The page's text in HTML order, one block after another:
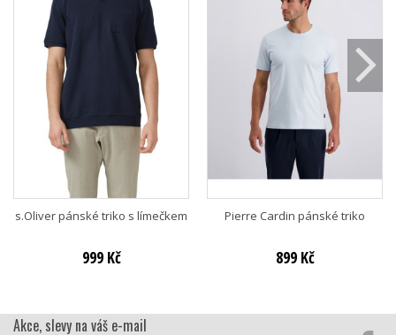
s.Oliver pánské triko s límečkem
999 Kč
Pierre Cardin pánské triko
899 Kč
Akce, slevy na váš e-mail